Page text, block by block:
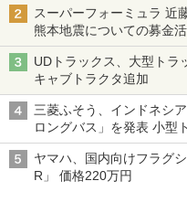
スーパーフォーミュラ 近
熊本地震についての募金
UDトラックス、大型トラ
キャブトラクタ追加
三菱ふそう、インドネシ
ロングバス」を発表 小型
バス
ヤマハ、国内向けフラグ
R」 価格220万円